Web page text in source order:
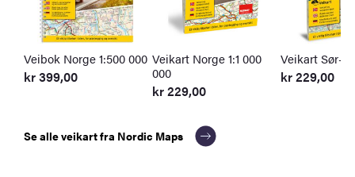
Veibok Norge 1:500 000
kr399,00
Veikart Norge 1:1 000
000
kr229,00
Veikart Sør-
kr229,00
Se alle veikart fra Nordic Maps